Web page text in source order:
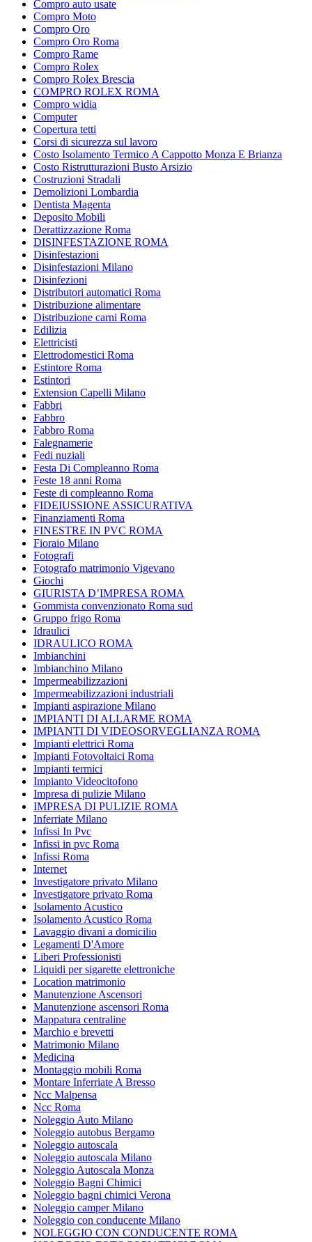
Compro auto usate
Compro Moto
Compro Oro
Compro Oro Roma
Compro Rame
Compro Rolex
Compro Rolex Brescia
COMPRO ROLEX ROMA
Compro widia
Computer
Copertura tetti
Corsi di sicurezza sul lavoro
Costo Isolamento Termico A Cappotto Monza E Brianza
Costo Ristrutturazioni Busto Arsizio
Costruzioni Stradali
Demolizioni Lombardia
Dentista Magenta
Deposito Mobili
Derattizzazione Roma
DISINFESTAZIONE ROMA
Disinfestazioni
Disinfestazioni Milano
Disinfezioni
Distributori automatici Roma
Distribuzione alimentare
Distribuzione carni Roma
Edilizia
Elettricisti
Elettrodomestici Roma
Estintore Roma
Estintori
Extension Capelli Milano
Fabbri
Fabbro
Fabbro Roma
Falegnamerie
Fedi nuziali
Festa Di Compleanno Roma
Feste 18 anni Roma
Feste di compleanno Roma
FIDEIUSSIONE ASSICURATIVA
Finanziamenti Roma
FINESTRE IN PVC ROMA
Fioraio Milano
Fotografi
Fotografo matrimonio Vigevano
Giochi
GIURISTA D’IMPRESA ROMA
Gommista convenzionato Roma sud
Gruppo frigo Roma
Idraulici
IDRAULICO ROMA
Imbianchini
Imbianchino Milano
Impermeabilizzazioni
Impermeabilizzazioni industriali
Impianti aspirazione Milano
IMPIANTI DI ALLARME ROMA
IMPIANTI DI VIDEOSORVEGLIANZA ROMA
Impianti elettrici Roma
Impianti Fotovoltaici Roma
Impianti termici
Impianto Videocitofono
Impresa di pulizie Milano
IMPRESA DI PULIZIE ROMA
Inferriate Milano
Infissi In Pvc
Infissi in pvc Roma
Infissi Roma
Internet
Investigatore privato Milano
Investigatore privato Roma
Isolamento Acustico
Isolamento Acustico Roma
Lavaggio divani a domicilio
Legamenti D'Amore
Liberi Professionisti
Liquidi per sigarette elettroniche
Location matrimonio
Manutenzione Ascensori
Manutenzione ascensori Roma
Mappatura centraline
Marchio e brevetti
Matrimonio Milano
Medicina
Montaggio mobili Roma
Montare Inferriate A Bresso
Ncc Malpensa
Ncc Roma
Noleggio Auto Milano
Noleggio autobus Bergamo
Noleggio autoscala
Noleggio autoscala Milano
Noleggio Autoscala Monza
Noleggio Bagni Chimici
Noleggio bagni chimici Verona
Noleggio camper Milano
Noleggio con conducente Milano
NOLEGGIO CON CONDUCENTE ROMA